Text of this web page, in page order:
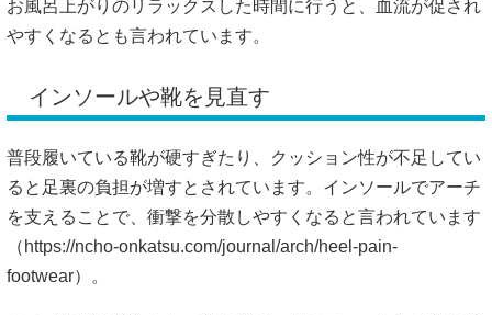
お風呂上がりのリラックスした時間に行うと、血流が促され
やすくなるとも言われています。
インソールや靴を見直す
普段履いている靴が硬すぎたり、クッション性が不足してい
ると足裏の負担が増すとされています。インソールでアーチ
を支えることで、衝撃を分散しやすくなると言われています
（ https://ncho-onkatsu.com/journal/arch/heel-pain-
footwear）。